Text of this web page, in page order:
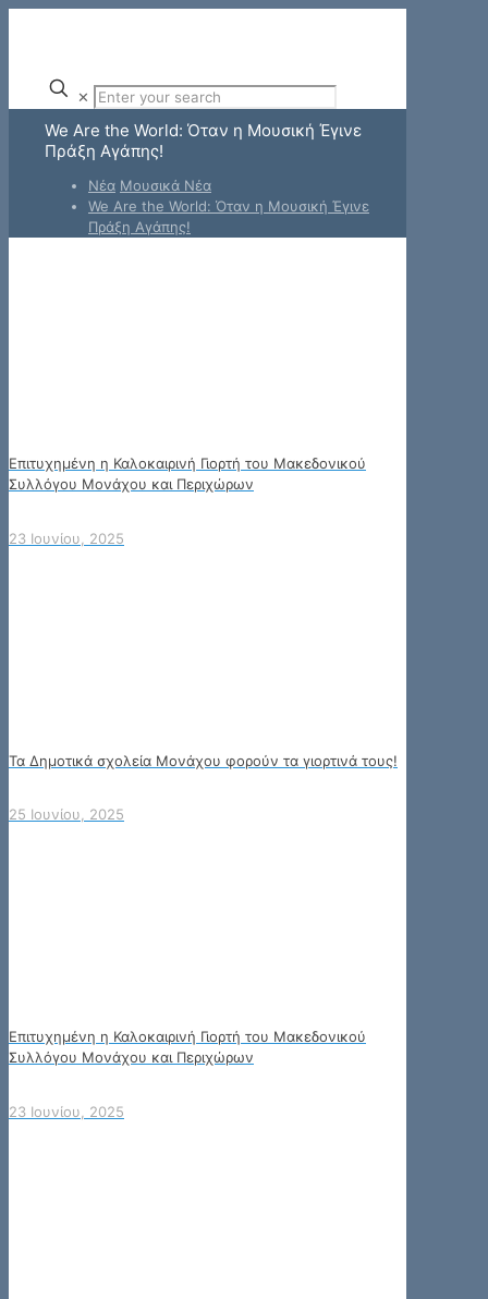
✕
We Are the World: Όταν η Μουσική Έγινε
Πράξη Αγάπης!
Νέα Μουσικά Νέα
We Are the World: Όταν η Μουσική Έγινε
Πράξη Αγάπης!
Επιτυχημένη η Καλοκαιρινή Γιορτή του Μακεδονικού
Συλλόγου Μονάχου και Περιχώρων
23 Ιουνίου, 2025
Τα Δημοτικά σχολεία Μονάχου φορούν τα γιορτινά τους!
25 Ιουνίου, 2025
Επιτυχημένη η Καλοκαιρινή Γιορτή του Μακεδονικού
Συλλόγου Μονάχου και Περιχώρων
23 Ιουνίου, 2025